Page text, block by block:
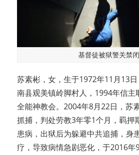
基督徒被狱警关禁闭
苏素彬，女，生于1972年11月13
南县观美镇岭脚村人，1994年信主
全能神教会。2004年8月22日，苏
抓捕，判处劳教3年零1个月，羁押
患病，出狱后为躲避中共追捕，身
疗，导致病情急剧恶化，于2016年